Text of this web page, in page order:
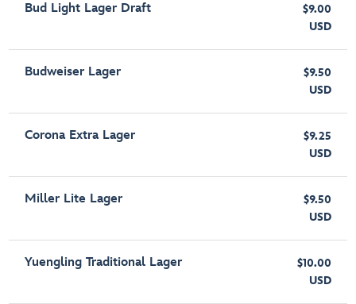
Bud Light Lager Draft
$9.00
USD
Budweiser Lager
$9.50
USD
Corona Extra Lager
$9.25
USD
Miller Lite Lager
$9.50
USD
Yuengling Traditional Lager
$10.00
USD